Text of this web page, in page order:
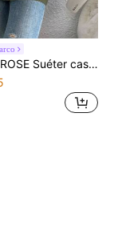
de talla grande de unicolor con mangas tipo murciélago